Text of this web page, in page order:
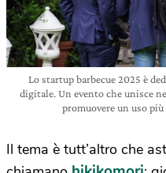
Lo startup barbecue 2025 è
digitale. Un evento che unisce
promuovere un uso
Il tema è tutt’altro che